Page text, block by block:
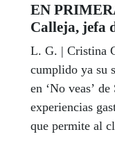
EN
Calleja, jefa
L. G. | Cristina
cumplido ya su
en ‘No veas’
experiencias
que permite al